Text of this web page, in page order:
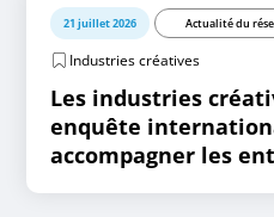
21 juillet 2026 Actualité du
Industries créatives
Les industries
enquête
accompagner les